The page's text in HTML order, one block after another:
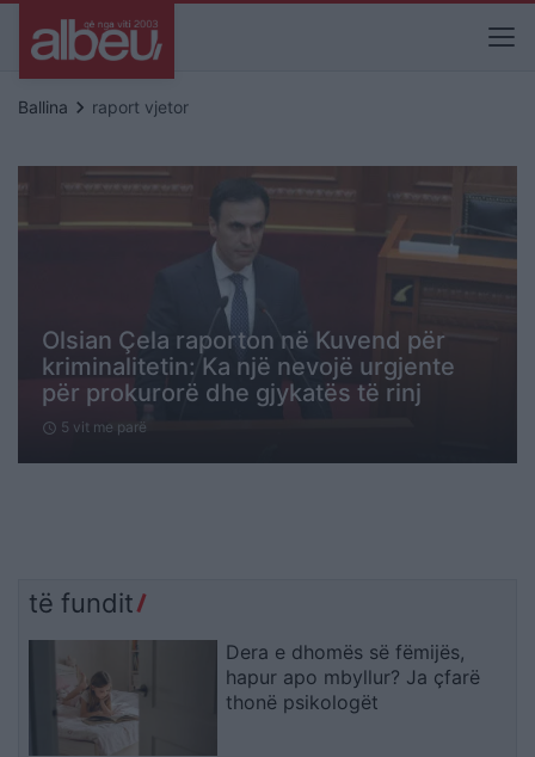
Ballina keyboard_arrow_right raport vjetor
Olsian Çela raporton në Kuvend për
kriminalitetin: Ka një nevojë urgjente
për prokurorë dhe gjykatës të rinj
schedule 5 vit me parë
të fundit
Dera e dhomës së fëmijës,
hapur apo mbyllur? Ja çfarë
thonë psikologët